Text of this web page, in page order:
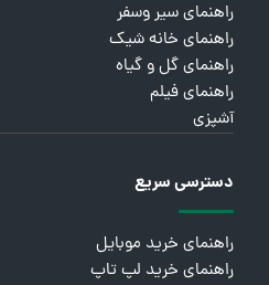
راهنمای سیر وسفر
راهنمای خانه شیک
راهنمای گل و گیاه
راهنمای فیلم
آشپزی
دسترسی سریع
راهنمای خرید موبایل
راهنمای خرید لپ تاپ